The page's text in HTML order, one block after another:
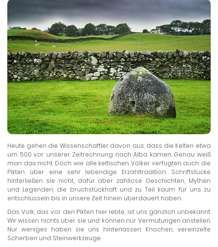
Heute gehen die Wissenschaftler davon aus, dass die Kelten etwa
um 500 vor unserer Zeitrechnung nach Alba kamen. Genau weiß
man das nicht. Doch wie alle keltischen Völker verfügten auch die
Pikten über eine sehr lebendige Erzähltradition. Schriftstücke
hinterließen sie nicht, dafür aber zahllose Geschichten, Mythen
und Legenden, die bruchstückhaft und zu Teil kaum für uns zu
entschlüsseln bis in unsere Zeit hinein überdauert haben.
Das Volk, das vor den Pikten hier lebte, ist uns gänzlich unbekannt.
Wir wissen nichts über sie und können nur Vermutungen anstellen.
Nur weniges haben sie uns hinterlassen: Knochen, vereinzelte
Scherben und Steinwerkzeuge.